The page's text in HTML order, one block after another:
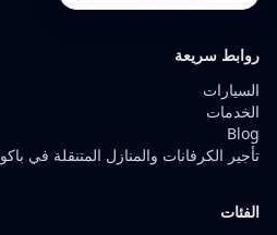
روابط سريعة
السيارات
الخدمات
Blog
تأجير الكرفانات والمنازل المتنقلة في باكو
الفئات